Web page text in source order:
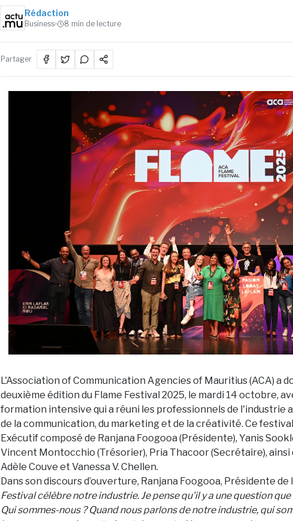
Rédaction
Business 8 min de lecture
Partager
L'Association of Communication Agencies of Mauritius (ACA) a
deuxième édition du Flame Festival 2025, le mardi 14 octobre,
formation intensive qui a réuni les professionnels de l'industrie
de la communication, du marketing et de la créativité. Ce
Exécutif composé de Ranjana Foogooa (Présidente), Yanis
Vincent Montocchio (Trésorier), Pria Thacoor (Secrétaire), ainsi
Adèle Couve et Vanessa V. Chellen.
Dans son discours d’ouverture, Ranjana Foogooa, Présidente de
Festival célèbre notre industrie. Je pense qu'il y a une question
Qui sommes-nous ? Quand nous parlons de notre industrie, qui